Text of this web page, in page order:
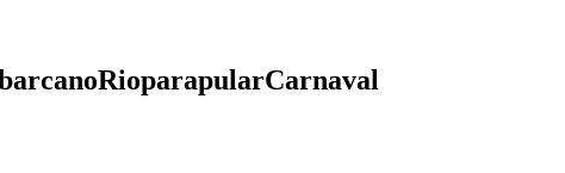
noRioparapularCarnaval